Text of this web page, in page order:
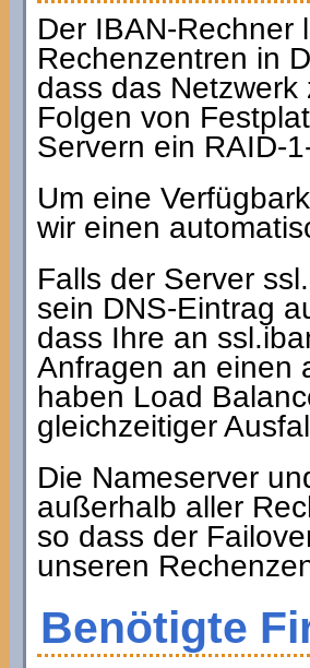
Der IBAN-
Rechenzentren in
dass das
Folgen von
Servern ein RAID-
Um eine
wir einen
Falls der Server
sein DNS-Eintrag
dass Ihre an
Anfragen an einen
haben Load
gleichzeitiger
Die Nameserver
außerhalb aller
so dass der
unseren
Benötigte